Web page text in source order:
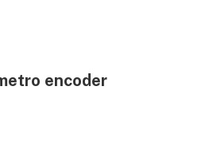
encoder